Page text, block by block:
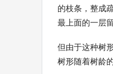
的枝条，整成
最上面的一层
但由于这种树
树形随着树龄